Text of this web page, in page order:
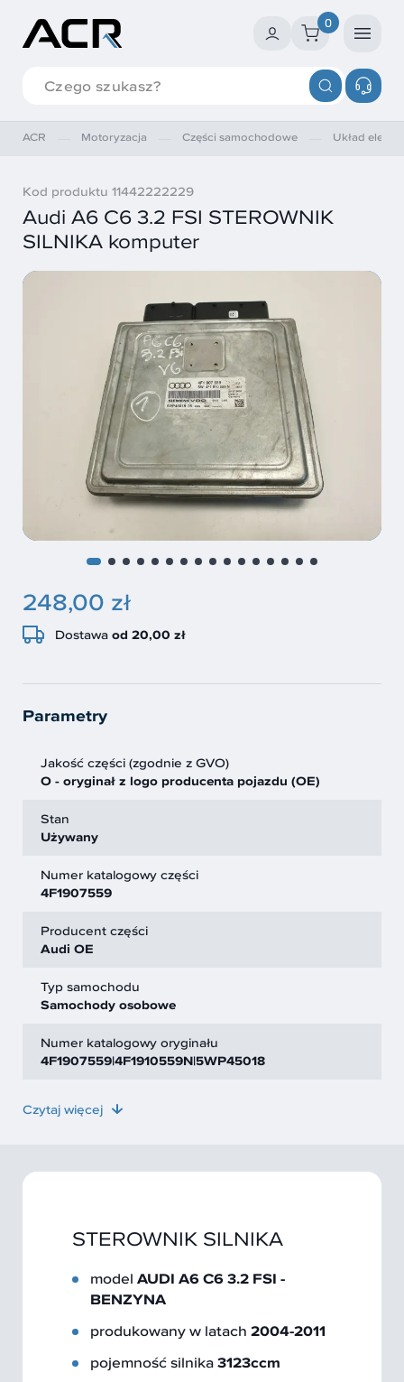
0
ACR Motoryzacja Części samochodowe Układ
Kod produktu 11442222229
Audi A6 C6 3.2 FSI STEROWNIK
SILNIKA komputer
248,00 zł
Dostawa od 20,00 zł
Parametry
Jakość części (zgodnie z GVO)
O - oryginał z logo producenta pojazdu (OE)
Stan
Używany
Numer katalogowy części
4F1907559
Producent części
Audi OE
Typ samochodu
Samochody osobowe
Numer katalogowy oryginału
4F1907559|4F1910559N|5WP45018
Czytaj więcej
STEROWNIK SILNIKA
model AUDI A6 C6 3.2 FSI -
BENZYNA
produkowany w latach 2004-2011
pojemność silnika3123ccm